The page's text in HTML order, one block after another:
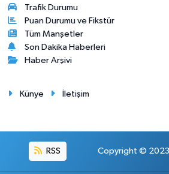
Trafik Durumu
Puan Durumu ve Fikstür
Tüm Manşetler
Son Dakika Haberleri
Haber Arşivi
Künye İletişim
RSS Copyright © 2023.